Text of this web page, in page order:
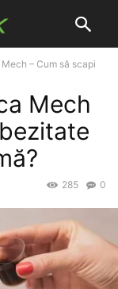
– Cum să scapi
Mech
0
285